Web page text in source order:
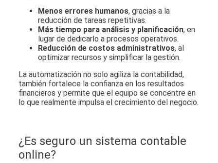
Menos errores humanos, gracias a la
reducción de tareas repetitivas.
Más tiempo para análisis y planificación, en
lugar de dedicarlo a procesos operativos.
Reducción de costos administrativos, al
optimizar recursos y simplificar la gestión.
La automatización no solo agiliza la contabilidad,
también fortalece la confianza en los resultados
financieros y permite que el equipo se concentre en
lo que realmente impulsa el crecimiento del negocio.
¿Es seguro un sistema contable
online?